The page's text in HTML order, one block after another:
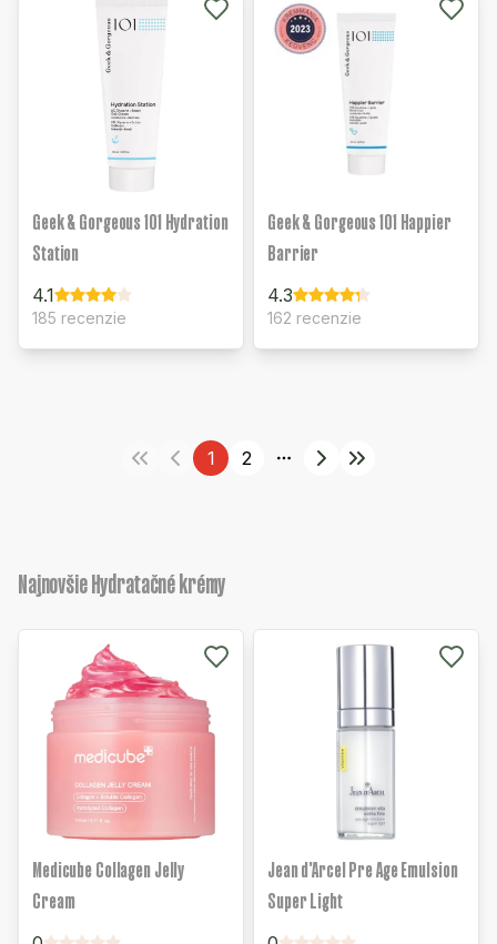
Geek & Gorgeous 101 Hydration
Station
4.1
185 recenzie
Geek & Gorgeous 101 Happier
Barrier
4.3
162 recenzie
1 2
More pages
Najnovšie Hydratačné krémy
Medicube Collagen Jelly
Cream
Jean d'Arcel Pre Age Emulsion
Super Light